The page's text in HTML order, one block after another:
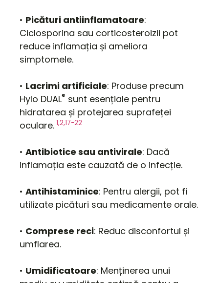
• Picături antiinflamatoare:
Ciclosporina sau corticosteroizii pot
reduce inflamația și ameliora
simptomele.
• Lacrimi artificiale: Produse precum
Hylo DUAL® sunt esențiale pentru
hidratarea și protejarea suprafeței
oculare. 1,2,17-22
• Antibiotice sau antivirale: Dacă
inflamația este cauzată de o infecție.
• Antihistaminice: Pentru alergii, pot fi
utilizate picături sau medicamente orale.
• Comprese reci: Reduc disconfortul și
umflarea.
• Umidificatoare: Menținerea unui